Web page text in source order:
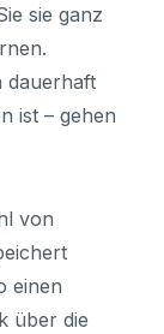
sie ganz
dauerhaft
ist – gehen
von
einen
über die